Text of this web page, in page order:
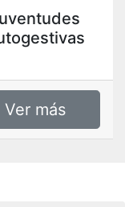
Ver más